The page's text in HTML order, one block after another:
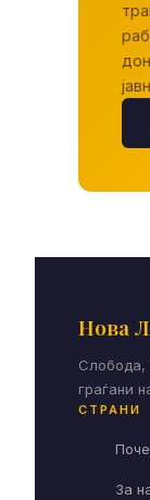
Нова
Слобода,
граѓани
СТРАНИ
За